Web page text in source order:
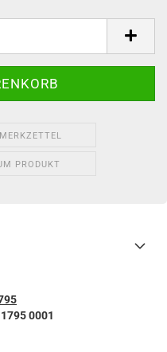
PRODUKT
0001